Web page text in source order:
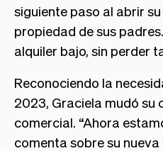
siguiente paso al abrir
propiedad de sus
alquiler bajo, sin perder
Reconociendo la
2023, Graciela mudó su
comercial. “Ahora
comenta sobre su